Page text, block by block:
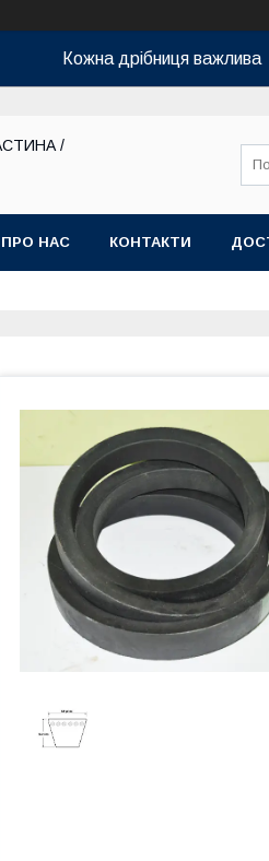
Кожна дрібниця важлива
/
ПРО НАС КОНТАКТИ